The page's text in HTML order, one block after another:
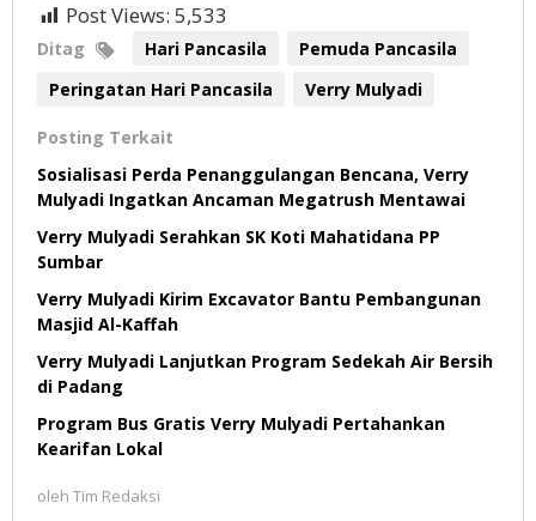
Post Views: 5,533
Ditag Hari Pancasila
Pemuda Pancasila
Peringatan Hari Pancasila
Verry Mulyadi
Posting Terkait
Sosialisasi Perda Penanggulangan Bencana, Verry
Mulyadi Ingatkan Ancaman Megatrush Mentawai
Verry Mulyadi Serahkan SK Koti Mahatidana PP
Sumbar
Verry Mulyadi Kirim Excavator Bantu Pembangunan
Masjid Al-Kaffah
Verry Mulyadi Lanjutkan Program Sedekah Air Bersih
di Padang
Program Bus Gratis Verry Mulyadi Pertahankan
Kearifan Lokal
oleh Tim Redaksi